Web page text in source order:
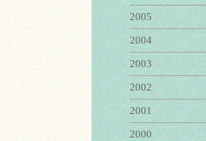
2005
2004
2003
2002
2001
2000